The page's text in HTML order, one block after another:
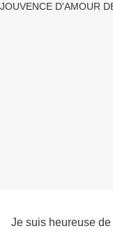
Je suis heureuse